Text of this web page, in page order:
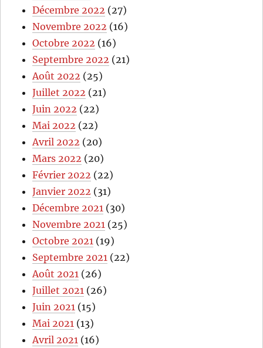
Décembre 2022 (27)
Novembre 2022 (16)
Octobre 2022 (16)
Septembre 2022 (21)
Août 2022 (25)
Juillet 2022 (21)
Juin 2022 (22)
Mai 2022 (22)
Avril 2022 (20)
Mars 2022 (20)
Février 2022 (22)
Janvier 2022 (31)
Décembre 2021 (30)
Novembre 2021 (25)
Octobre 2021 (19)
Septembre 2021 (22)
Août 2021 (26)
Juillet 2021 (26)
Juin 2021 (15)
Mai 2021 (13)
Avril 2021 (16)